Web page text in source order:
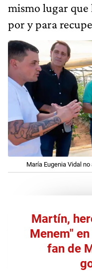
mismo lugar que
por y para
María Eugenia Vidal
Martín,
Menem"
fan de